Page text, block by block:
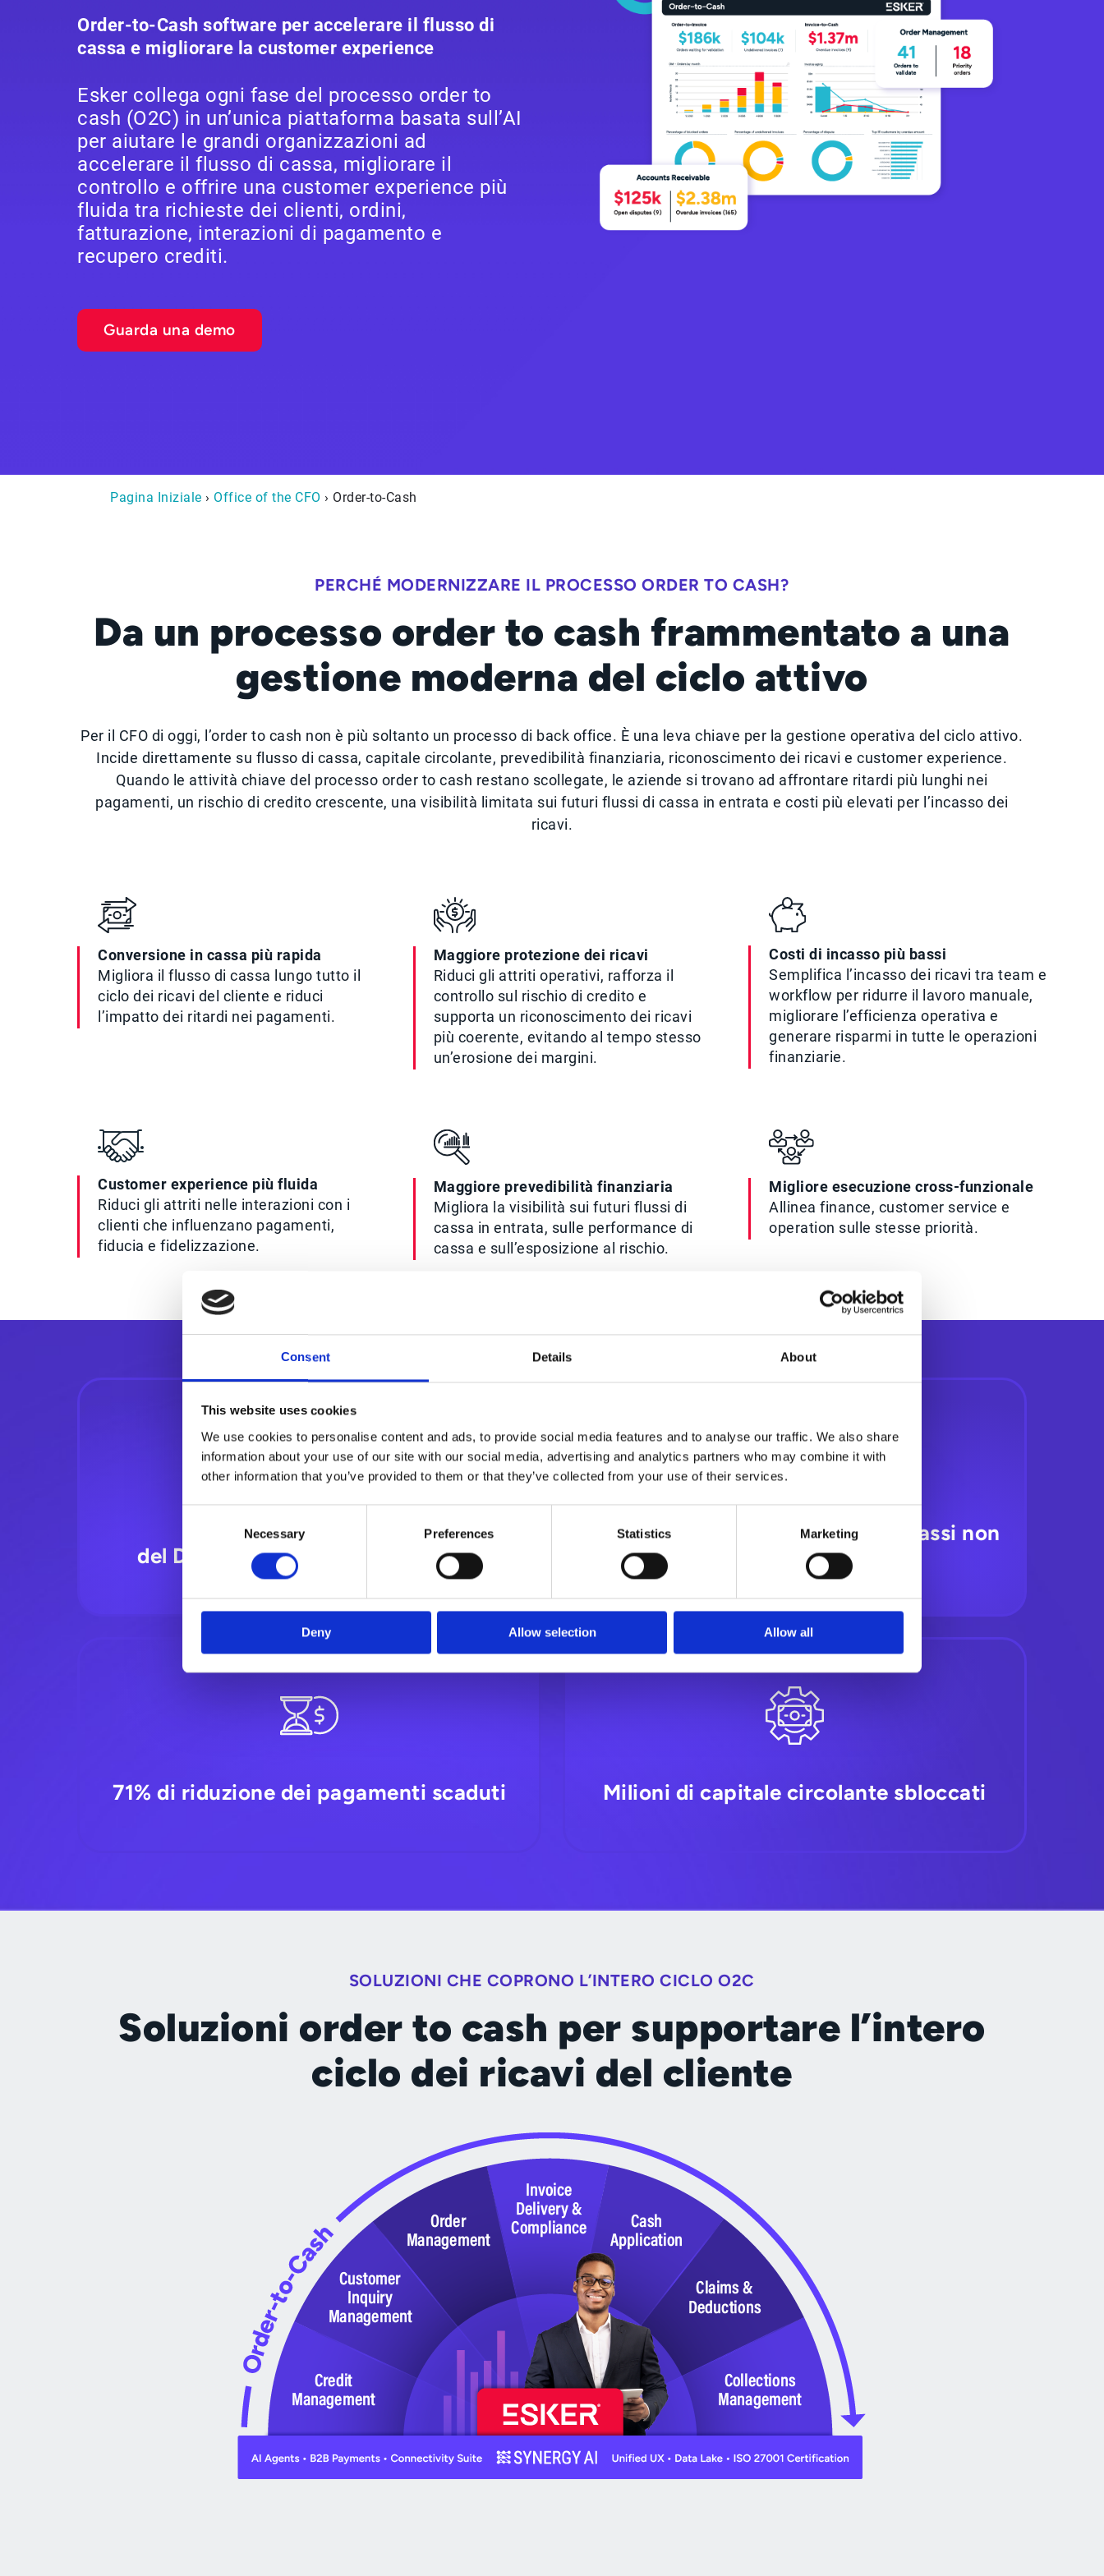
Consent Details About
This website uses cookies
We use cookies to personalise content and ads, to provide social media features and to analyse our traffic. We also share
information about your use of our site with our social media, advertising and analytics partners who may combine it with
other information that you’ve provided to them or that they’ve collected from your use of their services.
Necessary Preferences Statistics Marketing
Deny Allow selection Allow all
Order-to-Cash software per accelerare il flusso di
cassa e migliorare la customer experience
Esker collega ogni fase del processo order to
cash (O2C) in un’unica piattaforma basata sull’AI
per aiutare le grandi organizzazioni ad
accelerare il flusso di cassa, migliorare il
controllo e offrire una customer experience più
fluida tra richieste dei clienti, ordini,
fatturazione, interazioni di pagamento e
recupero crediti.
Guarda una demo
Pagina Iniziale › Office of the CFO › Order-to-Cash
PERCHÉ MODERNIZZARE IL PROCESSO ORDER TO CASH?
Da un processo order to cash frammentato a una
gestione moderna del ciclo attivo
Per il CFO di oggi, l’order to cash non è più soltanto un processo di back office. È una leva chiave per la gestione operativa del ciclo attivo.
Incide direttamente su flusso di cassa, capitale circolante, prevedibilità finanziaria, riconoscimento dei ricavi e customer experience.
Quando le attività chiave del processo order to cash restano scollegate, le aziende si trovano ad affrontare ritardi più lunghi nei
pagamenti, un rischio di credito crescente, una visibilità limitata sui futuri flussi di cassa in entrata e costi più elevati per l’incasso dei
ricavi.
Conversione in cassa più rapida
Migliora il flusso di cassa lungo tutto il
ciclo dei ricavi del cliente e riduci
l’impatto dei ritardi nei pagamenti.
Maggiore protezione dei ricavi
Riduci gli attriti operativi, rafforza il
controllo sul rischio di credito e
supporta un riconoscimento dei ricavi
più coerente, evitando al tempo stesso
un’erosione dei margini.
Costi di incasso più bassi
Semplifica l’incasso dei ricavi tra team e
workflow per ridurre il lavoro manuale,
migliorare l’efficienza operativa e
generare risparmi in tutte le operazioni
finanziarie.
Customer experience più fluida
Riduci gli attriti nelle interazioni con i
clienti che influenzano pagamenti,
fiducia e fidelizzazione.
Maggiore prevedibilità finanziaria
Migliora la visibilità sui futuri flussi di
cassa in entrata, sulle performance di
cassa e sull’esposizione al rischio.
Migliore esecuzione cross-funzionale
Allinea finance, customer service e
operation sulle stesse priorità.
10–25% di riduzione
del DSO (Days Sales Outstanding)
Fino al 95% di riduzione degli incassi non
allocati
71% di riduzione dei pagamenti scaduti Milioni di capitale circolante sbloccati
SOLUZIONI CHE COPRONO L’INTERO CICLO O2C
Soluzioni order to cash per supportare l’intero
ciclo dei ricavi del cliente